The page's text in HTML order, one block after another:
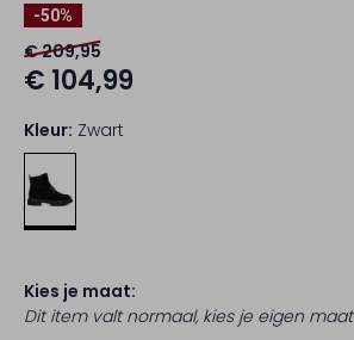
-50%
€ 209,95
€ 104,99
Kleur: Zwart
Kies je maat:
Dit item valt normaal, kies je eigen maat